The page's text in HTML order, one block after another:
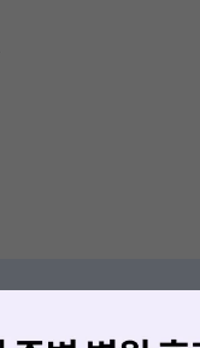
의사가 직접 답해드려요!